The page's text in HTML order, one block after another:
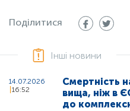
Поділитися
Інші новини
14.07.2026
16:52
Смертність
вища, ніж в
до